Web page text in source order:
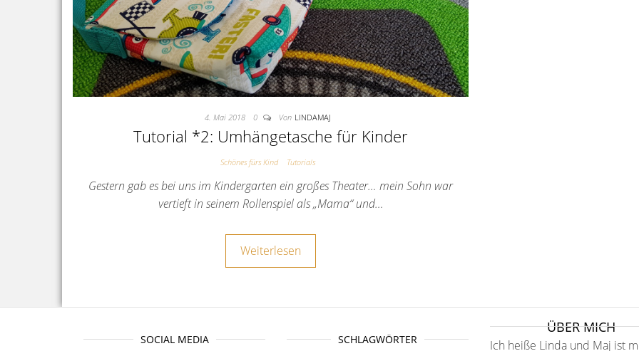
4. Mai 2018 0 Von LINDAMAJ
Tutorial *2: Umhängetasche für Kinder
Schönes fürs Kind Tutorials
Gestern gab es bei uns im Kindergarten ein großes Theater… mein Sohn war
vertieft in seinem Rollenspiel als „Mama“ und…
Weiterlesen
SOCIAL MEDIA SCHLAGWÖRTER
ÜBER MICH
Ich heiße Linda und Maj ist